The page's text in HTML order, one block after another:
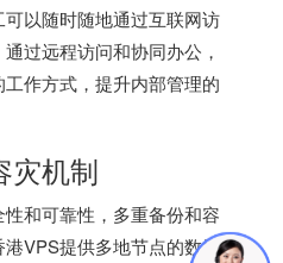
以随时随地通过互联网访
过远程访问和协同办公，
作方式，提升内部管理的
灾机制
和可靠性，多重备份和容
VPS提供多地节点的数据